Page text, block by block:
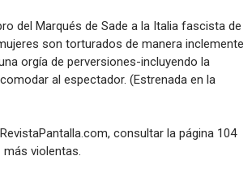
del Marqués de Sade a la Italia fascista de
son torturados de manera inclemente
orgía de perversiones-incluyendo la
al espectador. (Estrenada en la
consultar la página 104
más violentas.